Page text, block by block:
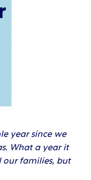
year since we
What a year it
our families, but